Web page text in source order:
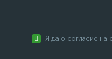
Я даю согласие на